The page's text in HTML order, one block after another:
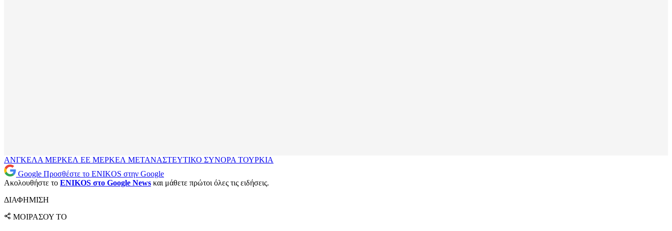
ΑΝΓΚΕΛΑ ΜΕΡΚΕΛ ΕΕ ΜΕΡΚΕΛ ΜΕΤΑΝΑΣΤΕΥΤΙΚΟ ΣΥΝΟΡΑ ΤΟΥΡΚΙΑ
Google Προσθέστε το ENIKOS στην Google
Ακολουθήστε το ENIKOS στο Google News και μάθετε πρώτοι όλες τις ειδήσεις.
ΔΙΑΦΗΜΙΣΗ
ΜΟΙΡΑΣΟΥ ΤΟ